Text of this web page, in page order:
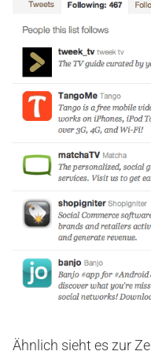
Ähnlich sieht es zur